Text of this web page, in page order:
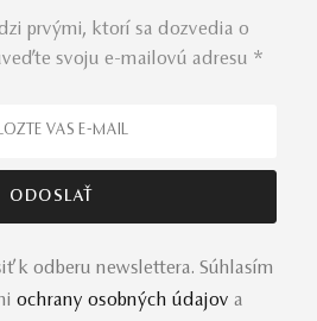
prvými, ktorí sa dozvedia o
svoju e-mailovú adresu *
k odberu newslettera. Súhlasím
ochrany osobných údajov a